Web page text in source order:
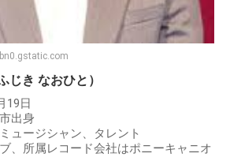
じき なおひと）
19日
出身
ュージシャン、タレント
、所属レコード会社はポニーキャニオ